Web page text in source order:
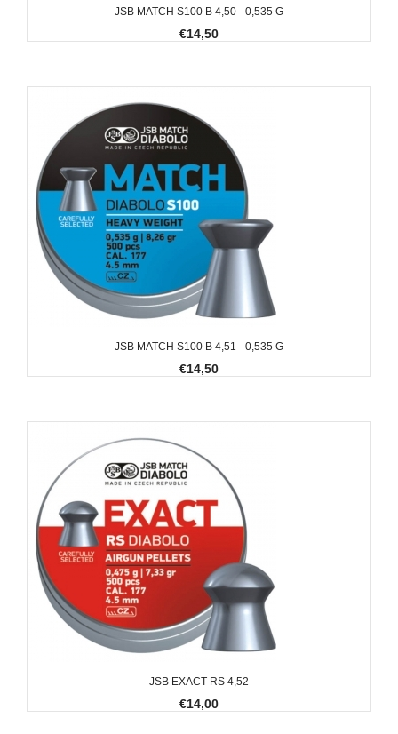
JSB MATCH S100 B 4,50 - 0,535 G
€14,50
JSB MATCH S100 B 4,51 - 0,535 G
€14,50
JSB EXACT RS 4,52
€14,00